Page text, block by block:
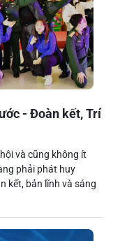
- Đoàn kết, Trí
và cũng không ít
phải phát huy
kết, bản lĩnh và sáng